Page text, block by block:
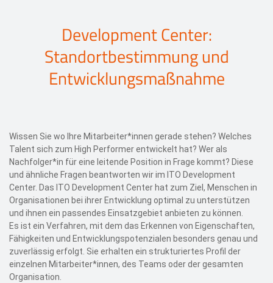
Development Center:
Standortbestimmung und
Entwicklungsmaßnahme
Wissen Sie wo Ihre Mitarbeiter*innen gerade stehen? Welches
Talent sich zum High Performer entwickelt hat? Wer als
Nachfolger*in für eine leitende Position in Frage kommt? Diese
und ähnliche Fragen beantworten wir im ITO Development
Center. Das ITO Development Center hat zum Ziel, Menschen in
Organisationen bei ihrer Entwicklung optimal zu unterstützen
und ihnen ein passendes Einsatzgebiet anbieten zu können.
Es ist ein Verfahren, mit dem das Erkennen von Eigenschaften,
Fähigkeiten und Entwicklungspotenzialen besonders genau und
zuverlässig erfolgt. Sie erhalten ein strukturiertes Profil der
einzelnen Mitarbeiter*innen, des Teams oder der gesamten
Organisation.